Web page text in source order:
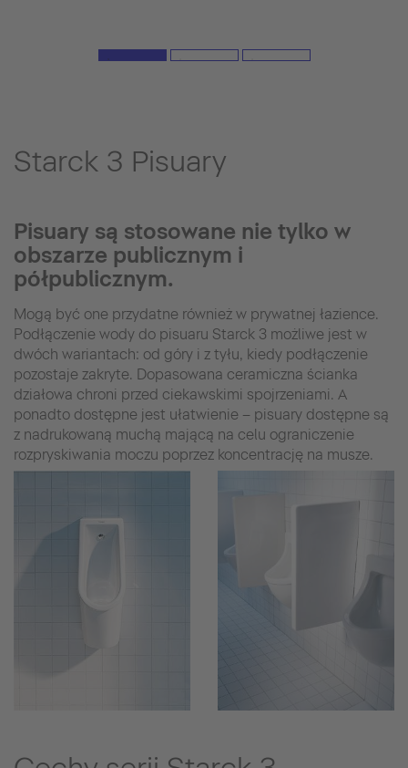
Starck 3 Pisuary
Pisuary są stosowane nie tylko w
obszarze publicznym i
półpublicznym.
Mogą być one przydatne również w prywatnej łazience.
Podłączenie wody do pisuaru Starck 3 możliwe jest w
dwóch wariantach: od góry i z tyłu, kiedy podłączenie
pozostaje zakryte. Dopasowana ceramiczna ścianka
działowa chroni przed ciekawskimi spojrzeniami. A
ponadto dostępne jest ułatwienie – pisuary dostępne są
z nadrukowaną muchą mającą na celu ograniczenie
rozpryskiwania moczu poprzez koncentrację na musze.